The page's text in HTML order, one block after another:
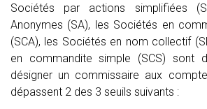
Sociétés par actions simplifiées
Anonymes (SA), les Sociétés en
(SCA), les Sociétés en nom collectif
en commandite simple (SCS) sont
désigner un commissaire aux
dépassent 2 des 3 seuils suivants :